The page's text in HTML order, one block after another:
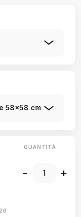
58x58 cm
QUANTITÀ:
- +